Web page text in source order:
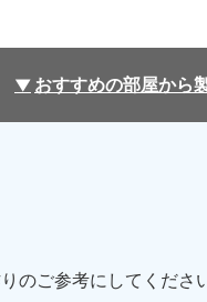
おすすめの部屋から
のご参考にしてください